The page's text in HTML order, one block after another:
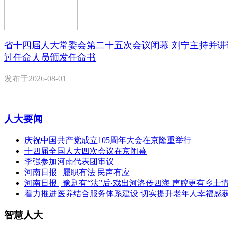
省十四届人大常委会第二十五次会议闭幕 刘宁主持并讲
过任命人员颁发任命书
发布于2026-08-01
人大要闻
庆祝中国共产党成立105周年大会在京隆重举行
十四届全国人大四次会议在京闭幕
李强参加河南代表团审议
河南日报 | 履职有法 民声有应
河南日报 | 豫剧有“法”后·戏出河洛传四海 声腔更有乡土
着力推进医养结合服务体系建设 切实提升老年人幸福感
智慧人大